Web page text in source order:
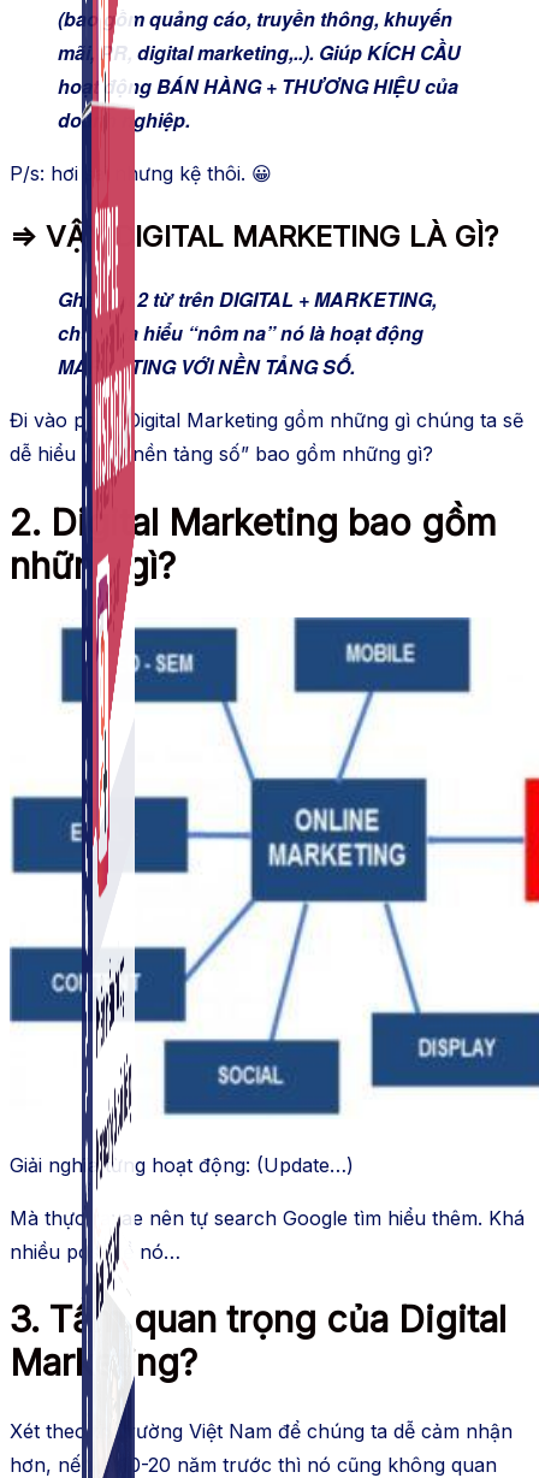
Simple Instagram
Phần mềm gửi follow, nhắn tin, nuôi nick Instagram.
(bao gồm quảng cáo, truyền thông, khuyến
mãi, PR, digital marketing,..). Giúp KÍCH CẦU
hoạt động BÁN HÀNG + THƯƠNG HIỆU của
doanh nghiệp.
P/s: hơi sai nhưng kệ thôi. 😀
=> VẬY DIGITAL MARKETING LÀ GÌ?
Ghép lại 2 từ trên DIGITAL + MARKETING,
chúng ta hiểu “nôm na” nó là hoạt động
MARKETING VỚI NỀN TẢNG SỐ.
Đi vào phần Digital Marketing gồm những gì chúng ta sẽ
dễ hiểu hơn “nền tảng số” bao gồm những gì?
2. Digital Marketing bao gồm
những gì?
Giải nghĩa từng hoạt động: (Update…)
Mà thực ra: ae nên tự search Google tìm hiểu thêm. Khá
nhiều post về nó…
3. Tầm quan trọng của Digital
Marketing?
Xét theo thị trường Việt Nam để chúng ta dễ cảm nhận
hơn, nếu là 10-20 năm trước thì nó cũng không quan